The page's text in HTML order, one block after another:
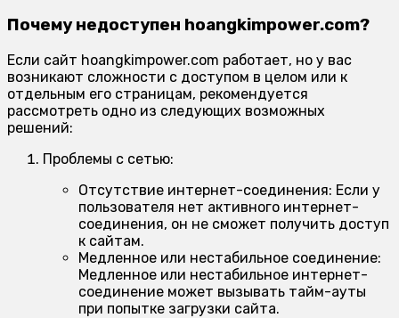
Почему недоступен hoangkimpower.com?
Если сайт hoangkimpower.com работает, но у вас
возникают сложности с доступом в целом или к
отдельным его страницам, рекомендуется
рассмотреть одно из следующих возможных
решений:
Проблемы с сетью:
Отсутствие интернет-соединения: Если у
пользователя нет активного интернет-
соединения, он не сможет получить доступ
к сайтам.
Медленное или нестабильное соединение:
Медленное или нестабильное интернет-
соединение может вызывать тайм-ауты
при попытке загрузки сайта.